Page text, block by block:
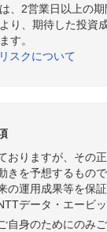
、2営業日以上の
り、期待した投
す。
スクについて
おりますが、その
きを予想するもの
の運用成果等を保
データ・エービ
自身のためにのみ